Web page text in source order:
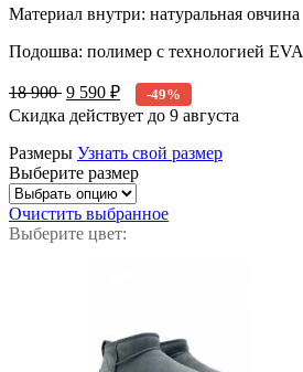
Материал внутри: натуральная овчина
Подошва: полимер с технологией EVA
18 900 9 590 ₽ -49%
Скидка действует до 9 августа
Размеры Узнать свой размер
Выберите размер
Очистить выбранное
Выберите цвет: